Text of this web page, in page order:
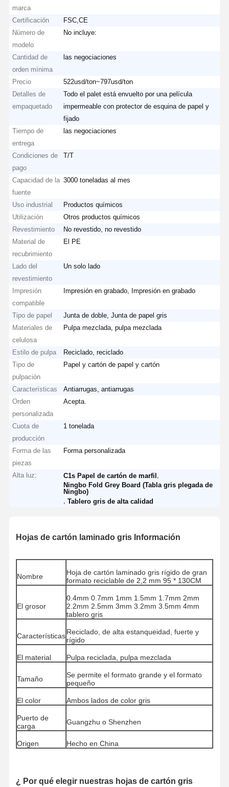
marca
Certificación
FSC,CE
Número de
modelo
No incluye:
Cantidad de
orden mínima
las negociaciones
Precio
522usd/ton~797usd/ton
Detalles de
empaquetado
Todo el palet está envuelto por una película
impermeable con protector de esquina de papel y
fijado
Tiempo de
entrega
las negociaciones
Condiciones de
pago
T/T
Capacidad de la
fuente
3000 toneladas al mes
Uso industrial
Productos químicos
Utilización
Otros productos químicos
Revestimiento
No revestido, no revestido
Material de
recubrimiento
El PE
Lado del
revestimiento
Un solo lado
Impresión
compatible
Impresión en grabado, Impresión en grabado
Tipo de papel
Junta de doble, Junta de papel gris
Materiales de
celulosa
Pulpa mezclada, pulpa mezclada
Estilo de pulpa
Reciclado, reciclado
Tipo de
pulpación
Papel y cartón de papel y cartón
Características
Antiarrugas, antiarrugas
Orden
personalizada
Acepta.
Cuota de
producción
1 tonelada
Forma de las
piezas
Forma personalizada
Alta luz: C1s Papel de cartón de marfil
Ningbo Fold Grey Board (Tabla gris plegada de
Ningbo)
,Tablero gris de alta calidad
Hojas de cartón laminado gris Información
Nombre
Hoja de cartón laminado gris rígido de gran
formato reciclable de 2,2 mm 95 * 130CM
El grosor
0.4mm 0.7mm 1mm 1.5mm 1.7mm 2mm
2.2mm 2.5mm 3mm 3.2mm 3.5mm 4mm
tablero gris
CaracterísticasReciclado, de alta estanqueidad, fuerte y
rígido
El material Pulpa reciclada, pulpa mezclada
Tamaño
Se permite el formato grande y el formato
pequeño
El color Ambos lados de color gris
Puerto de
carga
Guangzhu o Shenzhen
Origen Hecho en China
¿ Por qué elegir nuestras hojas de cartón gris